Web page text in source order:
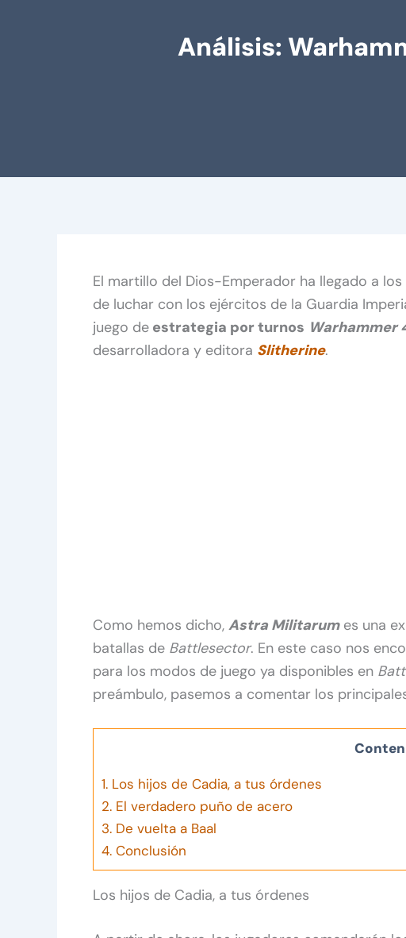
Análisis:
El martillo del Dios-Emperador ha llegado a
de luchar con los ejércitos de la Guardia
juego de estrategia por turnos
desarrolladora y editora Slitherine.
Como hemos dicho, Astra Militarumes una
batallas de Battlesector. En este caso nos
para los modos de juego ya disponibles en
preámbulo, pasemos a comentar los
1. Los hijos de Cadia, a tus órdenes
2. El verdadero puño de acero
3. De vuelta a Baal
4. Conclusión
Los hijos de Cadia, a tus órdenes